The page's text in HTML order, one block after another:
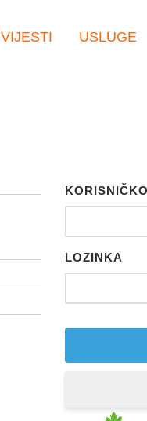
VIJESTI USLUGE
LOZINKA